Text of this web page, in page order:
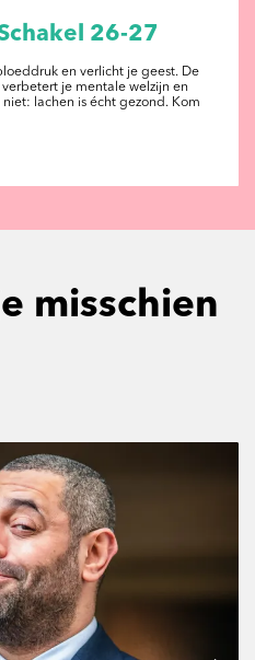
26-27
en verlicht je geest. De
je mentale welzijn en
lachen is écht gezond. Kom
misschien